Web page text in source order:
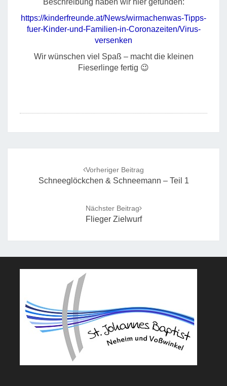
Beschreibung haben wir hier gefunden:
https://kinderfreunde.at/News/wirmachenwas-Tipps-
fuer-Kinder-und-Familien-in-Coronazeiten/Virus-
versenken
Wir wünschen viel Spaß – macht die kleinen
Fieserlinge fertig 😉
Vorheriger Beitrag
Schneeglöckchen & Schneemann – Teil 1
Nächster Beitrag
Flieger Zielwurf